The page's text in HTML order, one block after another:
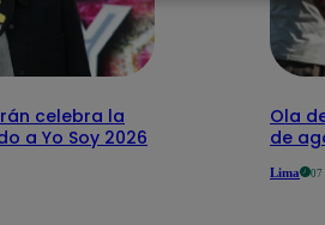
celebra la
a Yo Soy 2026
Ola
de
Lima 07